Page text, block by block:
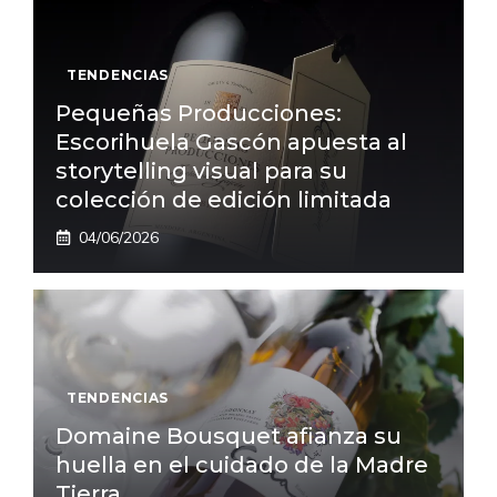
TENDENCIAS
Pequeñas Producciones:
Escorihuela Gascón apuesta al
storytelling visual para su
colección de edición limitada
04/06/2026
TENDENCIAS
Domaine Bousquet afianza su
huella en el cuidado de la Madre